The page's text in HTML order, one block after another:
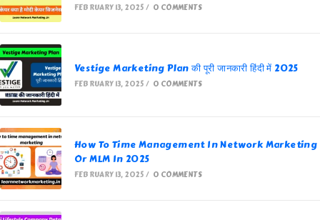
FEBRUARY 13, 2025 / 0 COMMENTS
Vestige Marketing Plan की पूरी जानकारी हिंदी में 2025
FEBRUARY 13, 2025 / 0 COMMENTS
How To Time Management In Network Marketing
Or MLM In 2025
FEBRUARY 13, 2025 / 0 COMMENTS